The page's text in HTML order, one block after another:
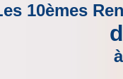
10èmes